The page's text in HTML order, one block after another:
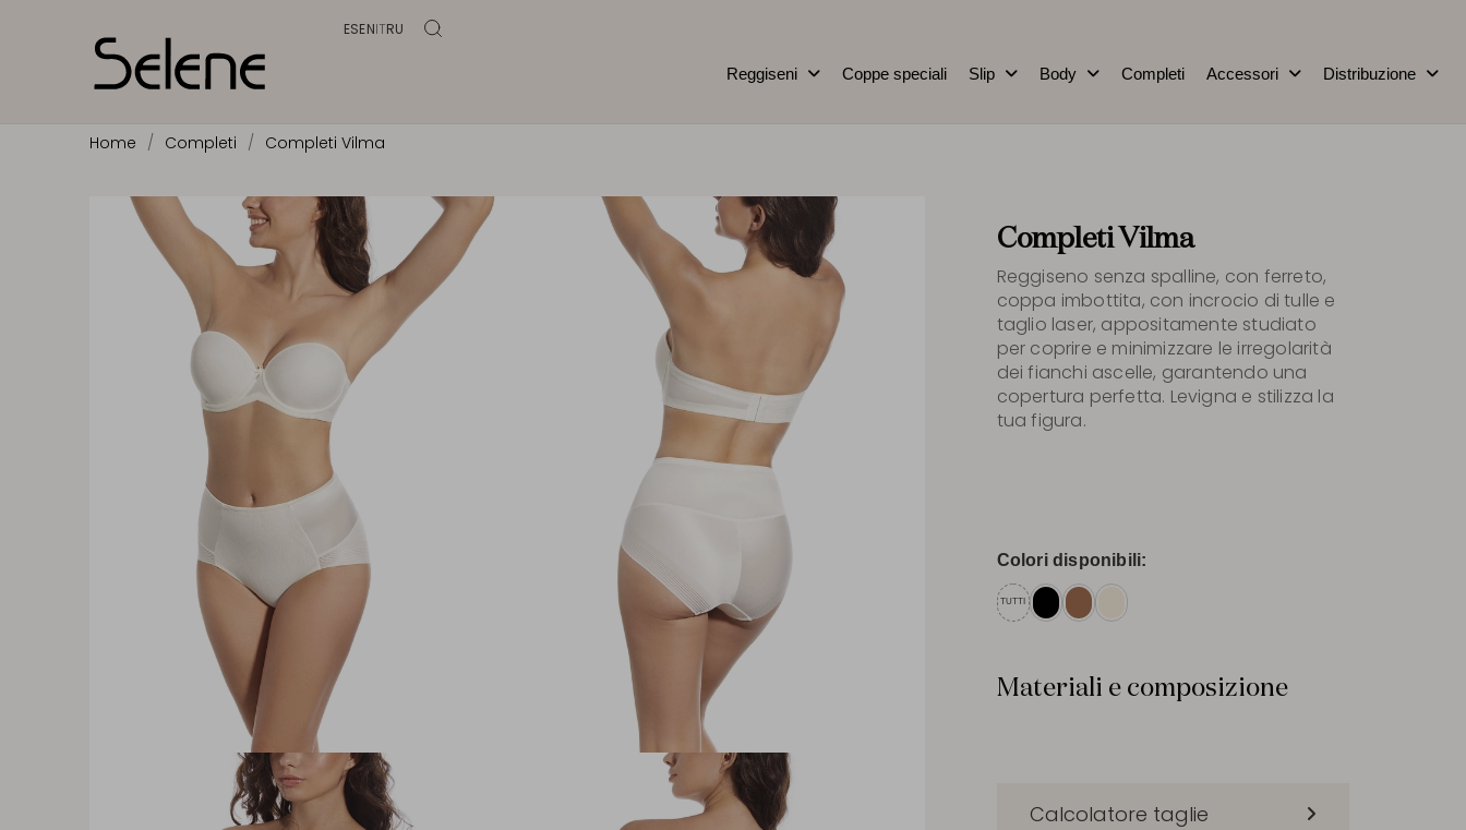
ESENITRU
Reggiseni Coppe speciali Slip Body Completi Accessori Distribuzione
Home Completi Completi Vilma
Completi Vilma
Reggiseno senza spalline, con ferreto,
coppa imbottita, con incrocio di tulle e
taglio laser, appositamente studiato
per coprire e minimizzare le irregolarità
dei fianchi ascelle, garantendo una
copertura perfetta. Levigna e stilizza la
tua figura.
Colori disponibili:
TUTTI
Materiali e composizione
Calcolatore taglie